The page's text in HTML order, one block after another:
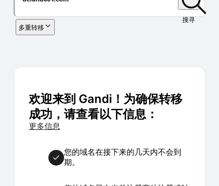
搜寻
多重转移
欢迎来到 Gandi！为确保转移
成功，请查看以下信息：
更多信息
您的域名在接下来的几天内不会到
期。